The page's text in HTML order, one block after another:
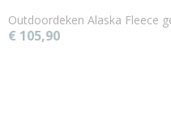
Outdoordeken Alaska Fleece
€ 105,90